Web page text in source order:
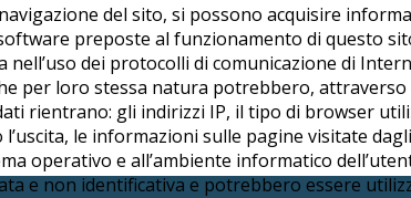
del sito, si possono acquisire
preposte al funzionamento di questo
dei protocolli di comunicazione di
per loro stessa natura potrebbero,
rientrano: gli indirizzi IP, il tipo di browser
le informazioni sulle pagine visitate
operativo e all’ambiente informatico
e non identificativa e potrebbero essere